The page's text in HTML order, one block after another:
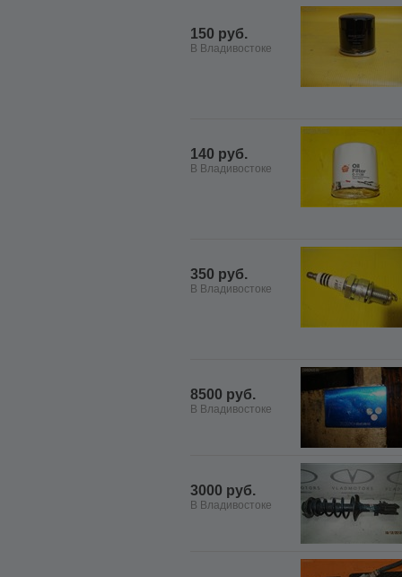
150 руб.
В Владивостоке
140 руб.
В Владивостоке
350 руб.
В Владивостоке
8500 руб.
В Владивостоке
3000 руб.
В Владивостоке